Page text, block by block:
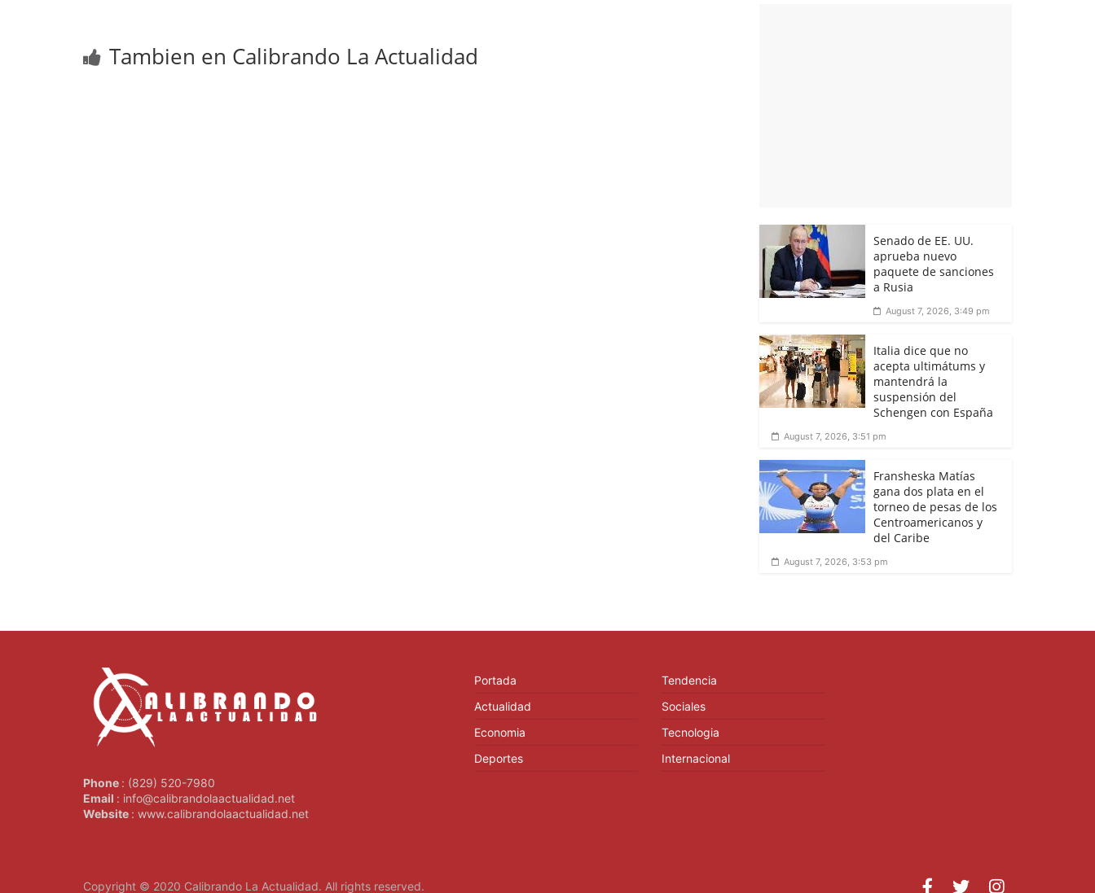
Tambien en Calibrando La Actualidad
Senado de EE. UU.
aprueba nuevo
paquete de sanciones
a Rusia
August 7, 2026, 3:49 pm
Italia dice que no
acepta ultimátums y
mantendrá la
suspensión del
Schengen con España
August 7, 2026, 3:51 pm
Fransheska Matías
gana dos plata en el
torneo de pesas de los
Centroamericanos y
del Caribe
August 7, 2026, 3:53 pm
Phone : (829) 520-7980
Email : info@calibrandolaactualidad.net
Website : www.calibrandolaactualidad.net
Portada
Actualidad
Economia
Deportes
Tendencia
Sociales
Tecnologia
Internacional
Copyright © 2020 Calibrando La Actualidad. All rights reserved.